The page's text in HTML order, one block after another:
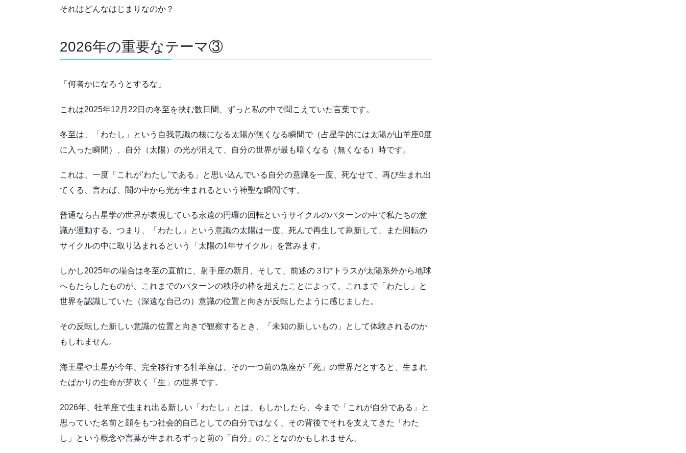
それはどんなはじまりなのか？
2026年の重要なテーマ③
「何者かになろうとするな」
これは2025年12月22日の冬至を挟む数日間、ずっと私の中で聞こえていた言葉です。
冬至は、「わたし」という自我意識の核になる太陽が無くなる瞬間で（占星学的には太陽が山羊座0度
に入った瞬間）、自分（太陽）の光が消えて、自分の世界が最も暗くなる（無くなる）時です。
これは、一度「これが’わたし’である」と思い込んでいる自分の意識を一度、死なせて、再び生まれ出
てくる、言わば、闇の中から光が生まれるという神聖な瞬間です。
普通なら占星学の世界が表現している永遠の円環の回転というサイクルのパターンの中で私たちの意
識が運動する、つまり、「わたし」という意識の太陽は一度、死んで再生して刷新して、また回転の
サイクルの中に取り込まれるという「太陽の1年サイクル」を営みます。
しかし2025年の場合は冬至の直前に、射手座の新月、そして、前述の３Iアトラスが太陽系外から地球
へもたらしたものが、これまでのパターンの秩序の枠を超えたことによって、これまで「わたし」と
世界を認識していた（深遠な自己の）意識の位置と向きが反転したように感じました。
その反転した新しい意識の位置と向きで観察するとき、「未知の新しいもの」として体験されるのか
もしれません。
海王星や土星が今年、完全移行する牡羊座は、その一つ前の魚座が「死」の世界だとすると、生まれ
たばかりの生命が芽吹く「生」の世界です。
2026年、牡羊座で生まれ出る新しい「わたし」とは、もしかしたら、今まで「これが自分である」と
思っていた名前と顔をもつ社会的自己としての自分ではなく、その背後でそれを支えてきた「わた
し」という概念や言葉が生まれるずっと前の「自分」のことなのかもしれません。